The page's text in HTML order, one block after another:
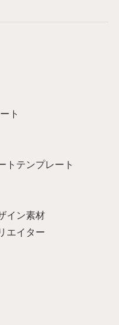
ト
トテンプレート
イン素材
エイター